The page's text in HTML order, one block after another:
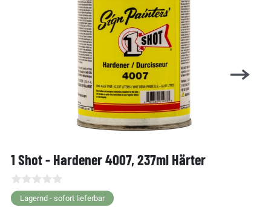
1 Shot - Hardener 4007, 237ml Härter
Lagernd - sofort lieferbar